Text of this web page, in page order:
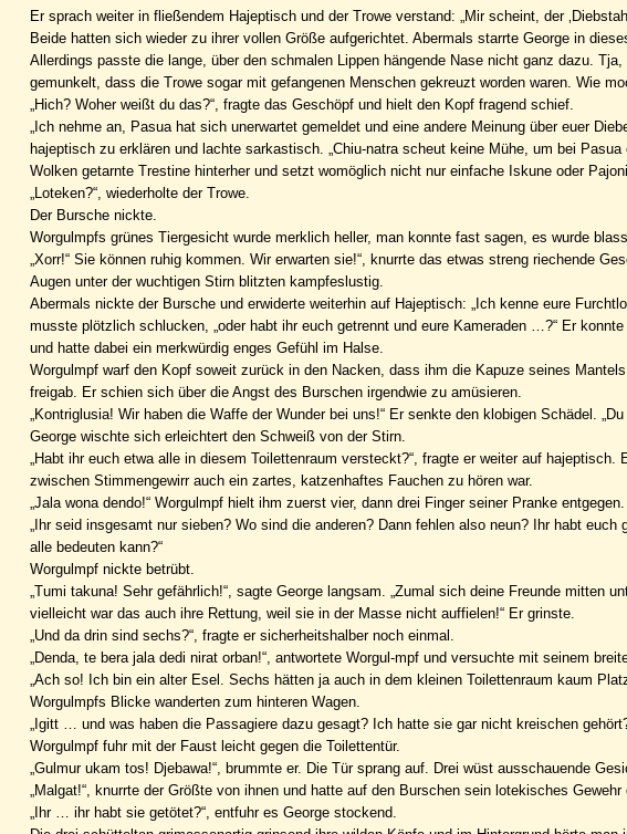
Er sprach weiter in fließendem Hajeptisch und der Trowe verstand: „Mir scheint, der
Beide hatten sich wieder zu ihrer vollen Größe aufgerichtet. Abermals starrte George in
Allerdings passte die lange, über den schmalen Lippen hängende Nase nicht ganz dazu.
gemunkelt, dass die Trowe sogar mit gefangenen Menschen gekreuzt worden waren. Wie
„Hich? Woher weißt du das?“, fragte das Geschöpf und hielt den Kopf fragend schief.
„Ich nehme an, Pasua hat sich unerwartet gemeldet und eine andere Meinung über euer
hajeptisch zu erklären und lachte sarkastisch. „Chiu-natra scheut keine Mühe, um bei
Wolken getarnte Trestine hinterher und setzt womöglich nicht nur einfache Iskune oder
„Loteken?“, wiederholte der Trowe.
Der Bursche nickte.
Worgulmpfs grünes Tiergesicht wurde merklich heller, man konnte fast sagen, es wurde
„Xorr!“ Sie können ruhig kommen. Wir erwarten sie!“, knurrte das etwas streng riechende
Augen unter der wuchtigen Stirn blitzten kampfeslustig.
Abermals nickte der Bursche und erwiderte weiterhin auf Hajeptisch: „Ich kenne eure
musste plötzlich schlucken, „oder habt ihr euch getrennt und eure Kameraden …?“ Er
und hatte dabei ein merkwürdig enges Gefühl im Halse.
Worgulmpf warf den Kopf soweit zurück in den Nacken, dass ihm die Kapuze seines
freigab. Er schien sich über die Angst des Burschen irgendwie zu amüsieren.
„Kontriglusia! Wir haben die Waffe der Wunder bei uns!“ Er senkte den klobigen Schädel.
George wischte sich erleichtert den Schweiß von der Stirn.
„Habt ihr euch etwa alle in diesem Toilettenraum versteckt?“, fragte er weiter auf
zwischen Stimmengewirr auch ein zartes, katzenhaftes Fauchen zu hören war.
„Jala wona dendo!“ Worgulmpf hielt ihm zuerst vier, dann drei Finger seiner Pranke
„Ihr seid insgesamt nur sieben? Wo sind die anderen? Dann fehlen also neun? Ihr habt
alle bedeuten kann?“
Worgulmpf nickte betrübt.
„Tumi takuna! Sehr gefährlich!“, sagte George langsam. „Zumal sich deine Freunde mitten
vielleicht war das auch ihre Rettung, weil sie in der Masse nicht auffielen!“ Er grinste.
„Und da drin sind sechs?“, fragte er sicherheitshalber noch einmal.
„Denda, te bera jala dedi nirat orban!“, antwortete Worgul-mpf und versuchte mit seinem
„Ach so! Ich bin ein alter Esel. Sechs hätten ja auch in dem kleinen Toilettenraum kaum
Worgulmpfs Blicke wanderten zum hinteren Wagen.
„Igitt … und was haben die Passagiere dazu gesagt? Ich hatte sie gar nicht kreischen
Worgulmpf fuhr mit der Faust leicht gegen die Toilettentür.
„Gulmur ukam tos! Djebawa!“, brummte er. Die Tür sprang auf. Drei wüst ausschauende
„Malgat!“, knurrte der Größte von ihnen und hatte auf den Burschen sein lotekisches Gewehr
„Ihr … ihr habt sie getötet?“, entfuhr es George stockend.